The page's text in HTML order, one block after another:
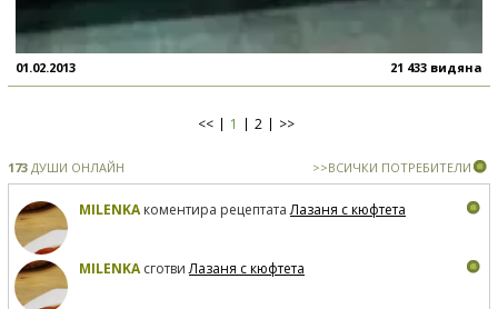
01.02.2013 21 433 видяна
<< 1 2 >>
173 ДУШИ ОНЛАЙН >>ВСИЧКИ ПОТРЕБИТЕЛИ
MILENKAкоментира рецептатаЛазаня с кюфтета
MILENKAсготвиЛазаня с кюфтета